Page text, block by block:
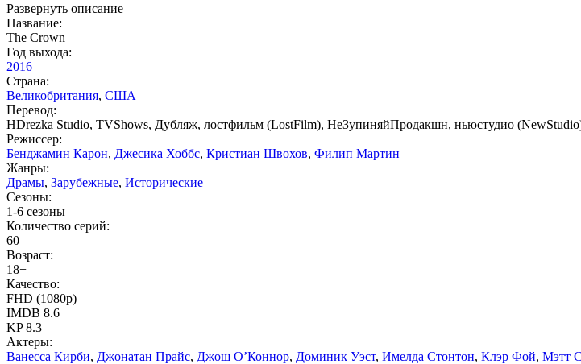
Развернуть описание
Название:
The Crown
Год выхода:
2016
Страна:
Великобритания, США
Перевод:
HDrezka Studio, TVShows, Дубляж, лостфильм (LostFilm), НеЗупиняйПродакшн, ньюстудио
Режиссер:
Бенджамин Карон, Джесика Хоббс, Кристиан Швохов, Филип Мартин
Жанры:
Драмы, Зарубежные, Исторические
Сезоны:
1-6 сезоны
Количество серий:
60
Возраст:
18+
Качество:
FHD (1080p)
IMDB 8.6
KP8.3
Актеры:
Ванесса Кирби, Джонатан Прайс, Джош О’Коннор, Доминик Уэст, Имелда Стонтон, Клэр Фой, Мэтт